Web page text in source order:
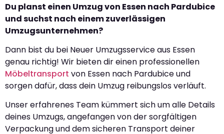
Du planst einen Umzug von Essen nach Pardubice
und suchst nach einem zuverlässigen
Umzugsunternehmen?
Dann bist du bei Neuer Umzugsservice aus Essen
genau richtig! Wir bieten dir einen professionellen
Möbeltransport von Essen nach Pardubice und
sorgen dafür, dass dein Umzug reibungslos verläuft.
Unser erfahrenes Team kümmert sich um alle Details
deines Umzugs, angefangen von der sorgfältigen
Verpackung und dem sicheren Transport deiner